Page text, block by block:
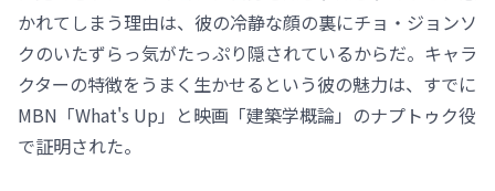
かれてしまう理由は、彼の冷静な顔の裏にチョ・ジョンソ
クのいたずらっ気がたっぷり隠されているからだ。キャラ
クターの特徴をうまく生かせるという彼の魅力は、すでに
MBN「What's Up」と映画「建築学概論」のナプトゥク役
で証明された。